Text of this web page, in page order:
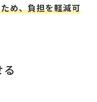
め、負担を軽減可